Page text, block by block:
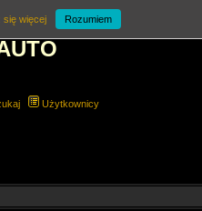
Użytkownicy
się więcej Rozumiem